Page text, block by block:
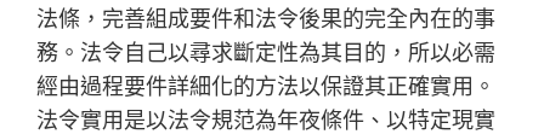
法條，完善組成要件和法令後果的完全內在的事
務。法令自己以尋求斷定性為其目的，所以必需
經由過程要件詳細化的方法以保證其正確實用。
法令實用是以法令規范為年夜條件、以特定現實